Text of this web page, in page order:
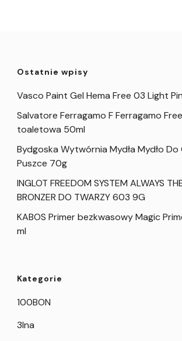
Ostatnie wpisy
Vasco Paint Gel Hema Free 03 Light
Salvatore Ferragamo F Ferragamo
toaletowa 50ml
Bydgoska Wytwórnia Mydła Mydło Do
Puszce 70g
INGLOT FREEDOM SYSTEM ALWAYS
BRONZER DO TWARZY 603 9G
KABOS Primer bezkwasowy Magic
ml
Kategorie
100BON
3Ina